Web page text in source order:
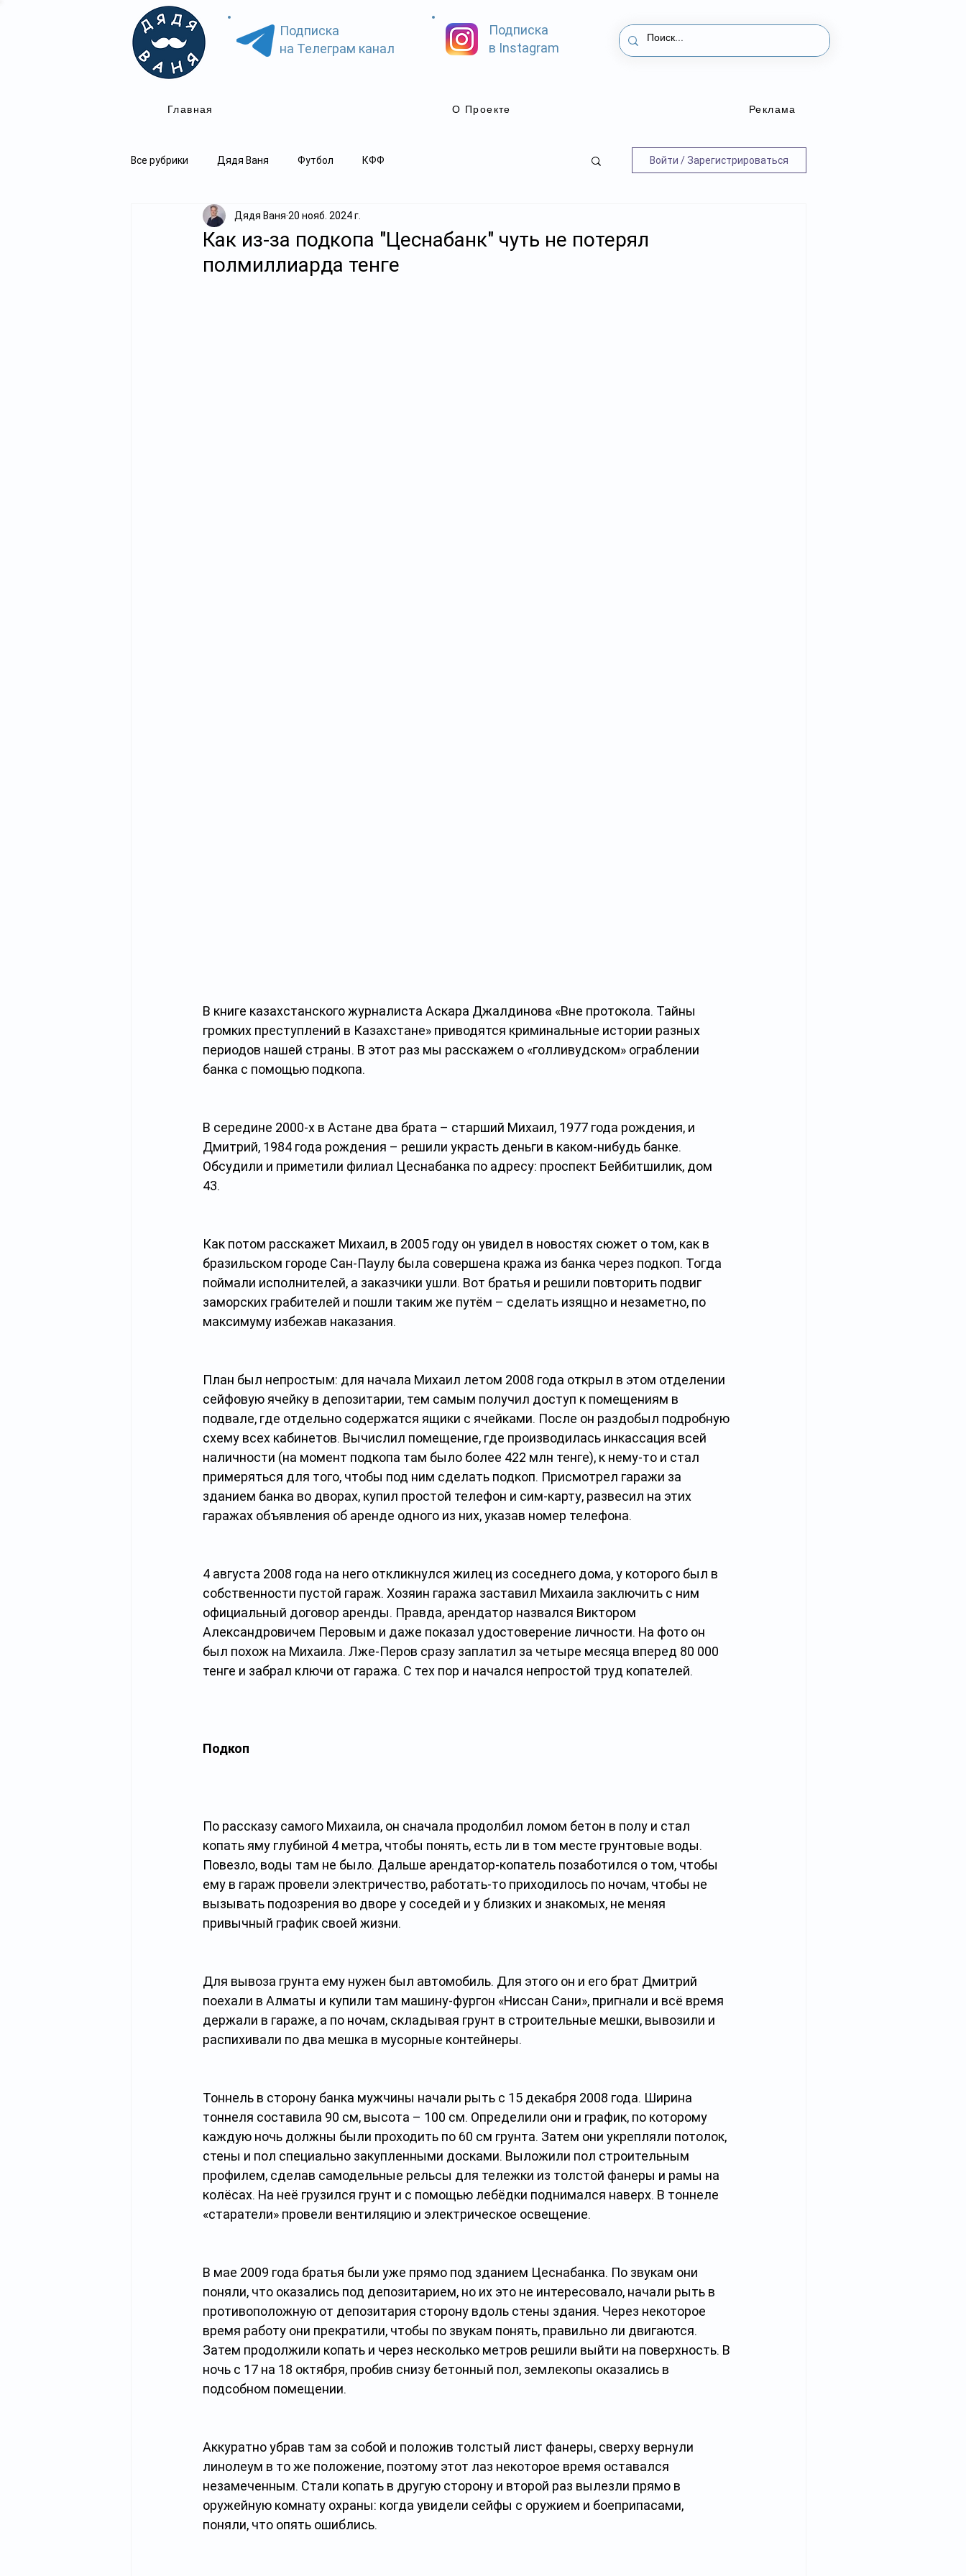
Подписка
на Телеграм канал
Главная
Подписка
в Instagram
О Проекте Реклама
Все рубрики Дядя Ваня Футбол КФФ Войти / Зарегистрироваться
Как из-за подкопа "Цеснабанк" чуть не потерял
полмиллиарда тенге
Дядя Ваня 20 нояб. 2024 г.
В книге казахстанского журналиста Аскара Джалдинова «Вне протокола. Тайны
громких преступлений в Казахстане» приводятся криминальные истории разных
периодов нашей страны. В этот раз мы расскажем о «голливудском» ограблении
банка с помощью подкопа.
В середине 2000-х в Астане два брата – старший Михаил, 1977 года рождения, и
Дмитрий, 1984 года рождения – решили украсть деньги в каком-нибудь банке.
Обсудили и приметили филиал Цеснабанка по адресу: проспект Бейбитшилик, дом
43.
Как потом расскажет Михаил, в 2005 году он увидел в новостях сюжет о том, как в
бразильском городе Сан-Паулу была совершена кража из банка через подкоп. Тогда
поймали исполнителей, а заказчики ушли. Вот братья и решили повторить подвиг
заморских грабителей и пошли таким же путём – сделать изящно и незаметно, по
максимуму избежав наказания.
План был непростым: для начала Михаил летом 2008 года открыл в этом отделении
сейфовую ячейку в депозитарии, тем самым получил доступ к помещениям в
подвале, где отдельно содержатся ящики с ячейками. После он раздобыл подробную
схему всех кабинетов. Вычислил помещение, где производилась инкассация всей
наличности (на момент подкопа там было более 422 млн тенге), к нему-то и стал
примеряться для того, чтобы под ним сделать подкоп. Присмотрел гаражи за
зданием банка во дворах, купил простой телефон и сим-карту, развесил на этих
гаражах объявления об аренде одного из них, указав номер телефона.
4 августа 2008 года на него откликнулся жилец из соседнего дома, у которого был в
собственности пустой гараж. Хозяин гаража заставил Михаила заключить с ним
официальный договор аренды. Правда, арендатор назвался Виктором
Александровичем Перовым и даже показал удостоверение личности. На фото он
был похож на Михаила. Лже-Перов сразу заплатил за четыре месяца вперед 80 000
тенге и забрал ключи от гаража. С тех пор и начался непростой труд копателей.
Подкоп
По рассказу самого Михаила, он сначала продолбил ломом бетон в полу и стал
копать яму глубиной 4 метра, чтобы понять, есть ли в том месте грунтовые воды.
Повезло, воды там не было. Дальше арендатор-копатель позаботился о том, чтобы
ему в гараж провели электричество, работать-то приходилось по ночам, чтобы не
вызывать подозрения во дворе у соседей и у близких и знакомых, не меняя
привычный график своей жизни.
Для вывоза грунта ему нужен был автомобиль. Для этого он и его брат Дмитрий
поехали в Алматы и купили там машину-фургон «Ниссан Сани», пригнали и всё время
держали в гараже, а по ночам, складывая грунт в строительные мешки, вывозили и
распихивали по два мешка в мусорные контейнеры.
Тоннель в сторону банка мужчины начали рыть с 15 декабря 2008 года. Ширина
тоннеля составила 90 см, высота – 100 см. Определили они и график, по которому
каждую ночь должны были проходить по 60 см грунта. Затем они укрепляли потолок,
стены и пол специально закупленными досками. Выложили пол строительным
профилем, сделав самодельные рельсы для тележки из толстой фанеры и рамы на
колёсах. На неё грузился грунт и с помощью лебёдки поднимался наверх. В тоннеле
«старатели» провели вентиляцию и электрическое освещение.
В мае 2009 года братья были уже прямо под зданием Цеснабанка. По звукам они
поняли, что оказались под депозитарием, но их это не интересовало, начали рыть в
противоположную от депозитария сторону вдоль стены здания. Через некоторое
время работу они прекратили, чтобы по звукам понять, правильно ли двигаются.
Затем продолжили копать и через несколько метров решили выйти на поверхность. В
ночь с 17 на 18 октября, пробив снизу бетонный пол, землекопы оказались в
подсобном помещении.
Аккуратно убрав там за собой и положив толстый лист фанеры, сверху вернули
линолеум в то же положение, поэтому этот лаз некоторое время оставался
незамеченным. Стали копать в другую сторону и второй раз вылезли прямо в
оружейную комнату охраны: когда увидели сейфы с оружием и боеприпасами,
поняли, что опять ошиблись.